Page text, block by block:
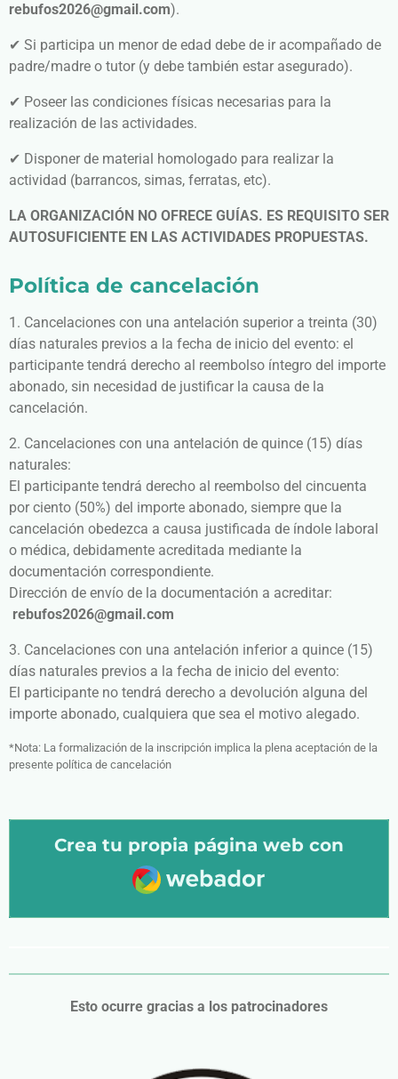
rebufos2026@gmail.com).
✔ Si participa un menor de edad debe de ir acompañado de
padre/madre o tutor (y debe también estar asegurado).
✔ Poseer las condiciones físicas necesarias para la
realización de las actividades.
✔ Disponer de material homologado para realizar la
actividad (barrancos, simas, ferratas, etc).
LA ORGANIZACIÓN NO OFRECE GUÍAS. ES REQUISITO SER
AUTOSUFICIENTE EN LAS ACTIVIDADES PROPUESTAS.
Política de cancelación
1. Cancelaciones con una antelación superior a treinta (30)
días naturales previos a la fecha de inicio del evento: el
participante tendrá derecho al reembolso íntegro del importe
abonado, sin necesidad de justificar la causa de la
cancelación.
2. Cancelaciones con una antelación de quince (15) días
naturales:
El participante tendrá derecho al reembolso del cincuenta
por ciento (50%) del importe abonado, siempre que la
cancelación obedezca a causa justificada de índole laboral
o médica, debidamente acreditada mediante la
documentación correspondiente.
Dirección de envío de la documentación a acreditar:
rebufos2026@gmail.com
3. Cancelaciones con una antelación inferior a quince (15)
días naturales previos a la fecha de inicio del evento:
El participante no tendrá derecho a devolución alguna del
importe abonado, cualquiera que sea el motivo alegado.
*Nota: La formalización de la inscripción implica la plena aceptación de la
presente política de cancelación
Crea tu propia página web con
Webador
Esto ocurre gracias a los patrocinadores